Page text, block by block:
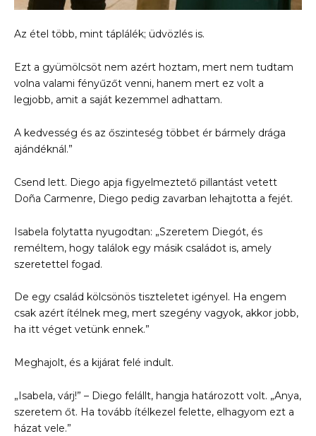
Az étel több, mint táplálék; üdvözlés is.
Ezt a gyümölcsöt nem azért hoztam, mert nem tudtam
volna valami fényűzőt venni, hanem mert ez volt a
legjobb, amit a saját kezemmel adhattam.
A kedvesség és az őszinteség többet ér bármely drága
ajándéknál.”
Csend lett. Diego apja figyelmeztető pillantást vetett
Doña Carmenre, Diego pedig zavarban lehajtotta a fejét.
Isabela folytatta nyugodtan: „Szeretem Diegót, és
reméltem, hogy találok egy másik családot is, amely
szeretettel fogad.
De egy család kölcsönös tiszteletet igényel. Ha engem
csak azért ítélnek meg, mert szegény vagyok, akkor jobb,
ha itt véget vetünk ennek.”
Meghajolt, és a kijárat felé indult.
„Isabela, várj!” – Diego felállt, hangja határozott volt. „Anya,
szeretem őt. Ha tovább ítélkezel felette, elhagyom ezt a
házat vele.”